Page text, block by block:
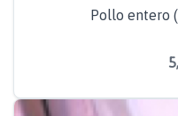
Pollo entero